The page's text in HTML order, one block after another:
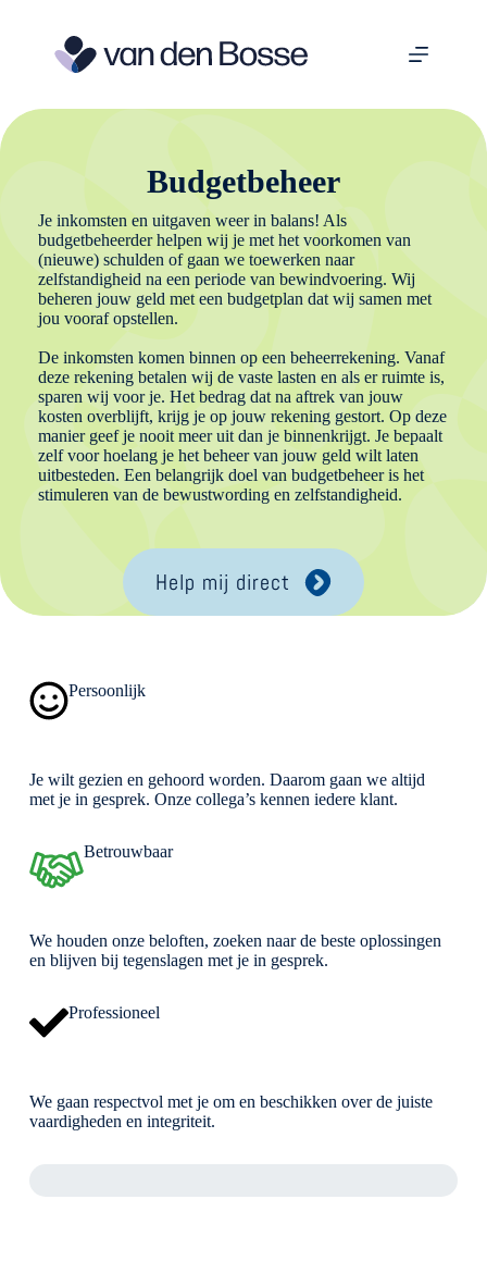
Budgetbeheer
Je inkomsten en uitgaven weer in balans! Als
budgetbeheerder helpen wij je met het voorkomen van
(nieuwe) schulden of gaan we toewerken naar
zelfstandigheid na een periode van bewindvoering. Wij
beheren jouw geld met een budgetplan dat wij samen met
jou vooraf opstellen.
De inkomsten komen binnen op een beheerrekening. Vanaf
deze rekening betalen wij de vaste lasten en als er ruimte is,
sparen wij voor je. Het bedrag dat na aftrek van jouw
kosten overblijft, krijg je op jouw rekening gestort. Op deze
manier geef je nooit meer uit dan je binnenkrijgt. Je bepaalt
zelf voor hoelang je het beheer van jouw geld wilt laten
uitbesteden. Een belangrijk doel van budgetbeheer is het
stimuleren van de bewustwording en zelfstandigheid.
Help mij direct
Persoonlijk
Je wilt gezien en gehoord worden. Daarom gaan we altijd
met je in gesprek. Onze collega’s kennen iedere klant.
Betrouwbaar
We houden onze beloften, zoeken naar de beste oplossingen
en blijven bij tegenslagen met je in gesprek.
Professioneel
We gaan respectvol met je om en beschikken over de juiste
vaardigheden en integriteit.